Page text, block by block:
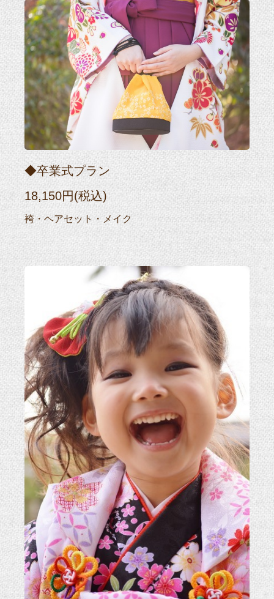
◆卒業式プラン
18,150円(税込)
袴・ヘアセット・メイク